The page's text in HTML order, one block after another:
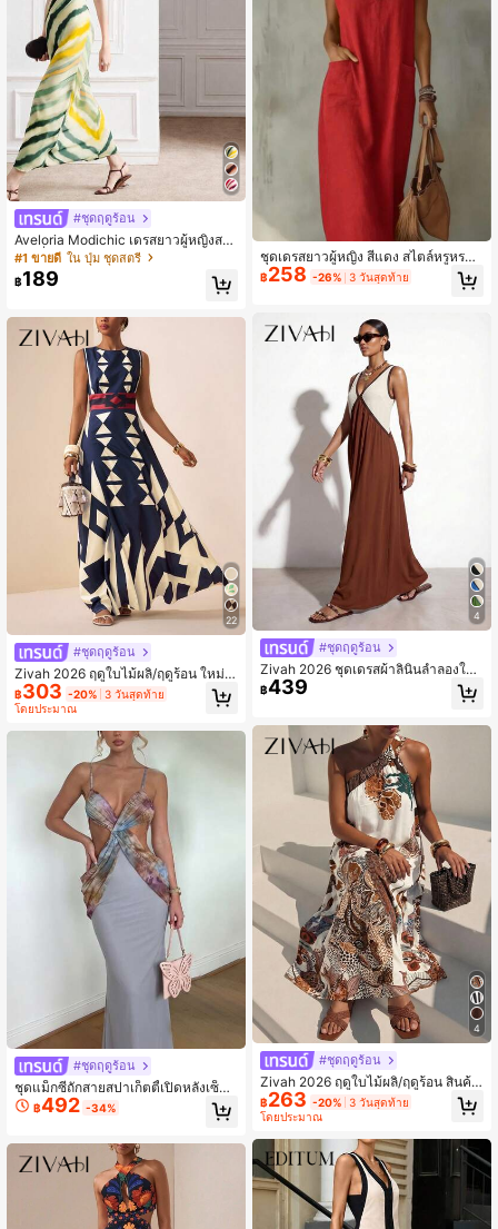
#ชุดฤดูร้อน
Aveloria Modichic เดรสยาวผู้หญิงสไ
ตล์ฝรั่งเศส คอลเลกชันใหม่ฤดูใบไม้ผลิ/
ฤดูร้อน สไตล์เซ็กซี่สำหรับเที่ยวเกาะ ลา
ยพิมพ์มัดย้อมสายรุ้งไม่สมมาตร ผ้าชีฟ
ไซน์ซีทรู ทรงเอไลน์ ช่วยให้ดูเพรียว หรู
หรา เหมาะสำหรับเที่ยวชายหาด เดินท
าง พบปะเพื่อนสาว และโอกาสต่างๆ ลา
ยทางเฉียงหลากสี ทรงเข้ารูป คอสูง ผ้าเ
นื้อเบา นุ่มลื่น สไตล์คัลเลอร์บล็อก โมเดิ
ร์นหรูหราสไตล์เมือง สำหรับปาร์ตี้ตอนเ
ย็น เดท เที่ยว และพักผ่อน
#1 ขายดี ใน ปุ่ม ชุดสตรี
฿189
22
#ชุดฤดูร้อน
Zivah 2026 ฤดูใบไม้ผลิ/ฤดูร้อน ใหม่ เ
ดรสพิมพ์ลายเรขาคณิตแบบวางตำแห
น่ง คอกลม แขนกุด ใส่ได้ทุกโอกาส เหม
฿303 -20% 3 วันสุดท้าย
โดยประมาณ
#ชุดฤดูร้อน
ชุดแม็กซี่ถักสายสปาเก็ตตี้เปิดหลังเซ็กซี่
สำหรับผู้หญิง เหมาะสำหรับสไตล์ชุดฤดู
ร้อน
฿492 -34%
ชุดเดรสยาวผู้หญิง สีแดง สไตล์หรูหรา
สำหรับฤดูร้อน
฿258 -26% 3 วันสุดท้าย
4
#ชุดฤดูร้อน
Zivah 2026 ชุดเดรสผ้าลินินลำลองให
ม่สไตล์โบฮีเมียนสำหรับวันหยุดพักผ่อน
ริมชายหาด, ชุดเดรสลายปะติดสีบล็อก
โทนสีน้ำตาลแดง, ชุดเดรสโบฮีเมียนหรู
หราสำหรับวันหยุดพักผ่อน, ชุดเดรสผ้าลิ
นินสำหรับวันหยุดพักผ่อน
฿439
4
#ชุดฤดูร้อน
Zivah 2026 ฤดูใบไม้ผลิ/ฤดูร้อน สินค้า
มาใหม่, เหมาะสำหรับวันวาเลนไทน์, ฤ
ดูแต่งงาน, เทศกาลดนตรี, อีสเตอร์, สไต
วิลล์, ไปงานปาร์ตี้, งานแต่งงาน, งานเลี้
ยงตอนเย็น, ออกเดท, รวมตัว, วันเกิด, ส
ไตล์วิทยาลัย, ชุดนักเรียน, ออกนอกบ้าน
ประจำวัน, พื้นฐานหลากหลาย, ลำลอง,
วันหยุด, ล่องเรือท่องเที่ยว, ชายหาด, อา
บแดด, กำลังมาแรง, สง่างาม, เดินทาง,
฿263 -20% 3 วันสุดท้าย
โดยประมาณ